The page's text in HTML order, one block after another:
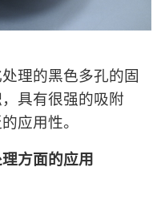
理的黑色多孔的固
具有很强的吸附
应用性。
方面的应用